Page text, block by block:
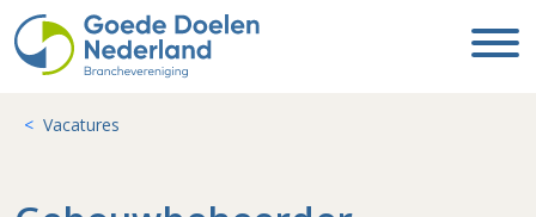
Vacatures